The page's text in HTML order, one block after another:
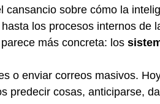
cansancio sobre cómo la
los procesos internos de
más concreta: los
o enviar correos masivos.
predecir cosas, anticiparse,